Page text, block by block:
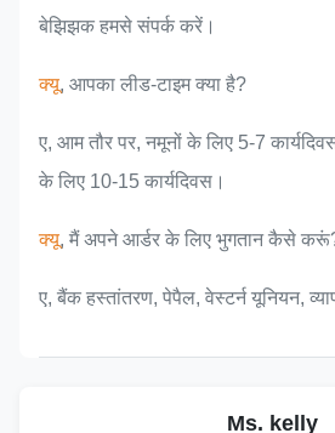
बेझिझक हमसे संपर्क करें।
क्यू, आपका लीड-टाइम क्या है?
ए, आम तौर पर, नमूनों के लिए 5-7
के लिए 10-15 कार्यदिवस।
क्यू, मैं अपने आर्डर के लिए भुगतान कैसे
ए, बैंक हस्तांतरण, पेपैल, वेस्टर्न यूनियन,
Ms. kelly